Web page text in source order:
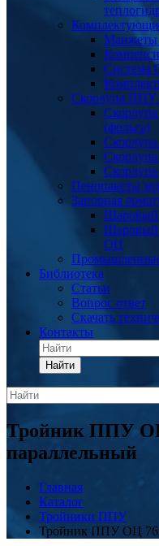
Манжеты
Система
Скорлупа ППУ
(фольга)
Пенопакеты
Запорная
Шаровый
Шаровый
ОЦ
Библиотека
Статьи
Вопрос ответ
Скачать
Контакты
Найти
Тройник ППУ
параллельный
Главная
Каталог
Тройники ППУ
Тройник ППУ ОЦ